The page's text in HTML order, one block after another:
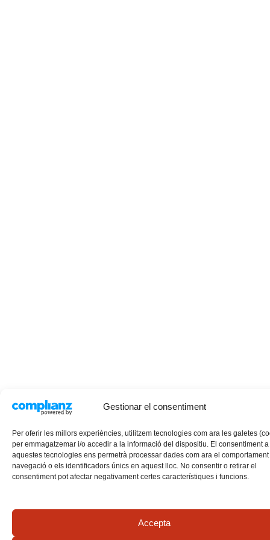
Gestionar el consentiment
Per oferir les millors experiències, utilitzem tecnologies com ara les galetes
per emmagatzemar i/o accedir a la informació del dispositiu. El consentiment a
aquestes tecnologies ens permetrà processar dades com ara el
navegació o els identificadors únics en aquest lloc. No consentir o retirar el
consentiment pot afectar negativament certes característiques i funcions.
Accepta